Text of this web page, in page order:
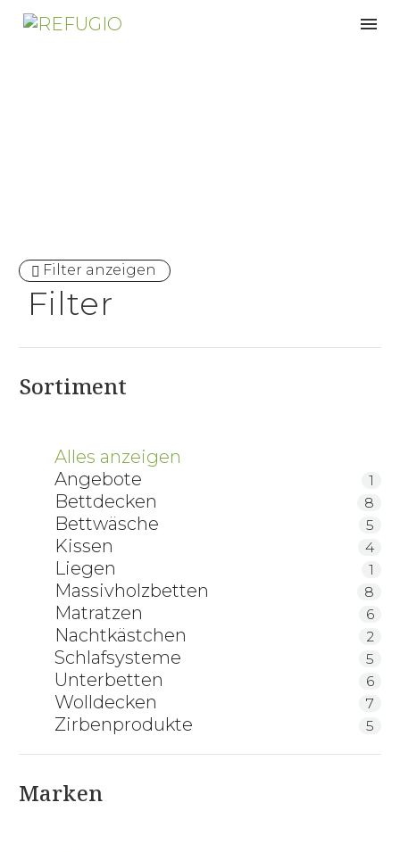
Filter anzeigen
Filter
Sortiment
Alles anzeigen
Angebote
1
Bettdecken 8
Bettwäsche 5
Kissen 4
Liegen 1
Massivholzbetten 8
Matratzen 6
Nachtkästchen 2
Schlafsysteme 5
Unterbetten 6
Wolldecken 7
Zirbenprodukte 5
Marken